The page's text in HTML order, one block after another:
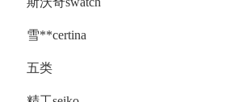
雪**certina
五类